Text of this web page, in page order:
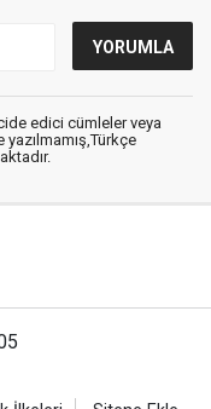
edici cümleler veya
yazılmamış,Türkçe